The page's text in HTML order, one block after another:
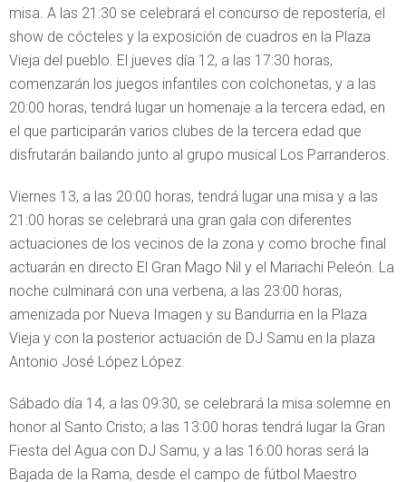
misa. A las 21:30 se celebrará el concurso de repostería, el
show de cócteles y la exposición de cuadros en la Plaza
Vieja del pueblo. El jueves día 12, a las 17:30 horas,
comenzarán los juegos infantiles con colchonetas, y a las
20:00 horas, tendrá lugar un homenaje a la tercera edad, en
el que participarán varios clubes de la tercera edad que
disfrutarán bailando junto al grupo musical Los Parranderos.
Viernes 13, a las 20:00 horas, tendrá lugar una misa y a las
21:00 horas se celebrará una gran gala con diferentes
actuaciones de los vecinos de la zona y como broche final
actuarán en directo El Gran Mago Nil y el Mariachi Peleón. La
noche culminará con una verbena, a las 23:00 horas,
amenizada por Nueva Imagen y su Bandurria en la Plaza
Vieja y con la posterior actuación de DJ Samu en la plaza
Antonio José López López.
Sábado día 14, a las 09:30, se celebrará la misa solemne en
honor al Santo Cristo; a las 13:00 horas tendrá lugar la Gran
Fiesta del Agua con DJ Samu, y a las 16:00 horas será la
Bajada de la Rama, desde el campo de fútbol Maestro